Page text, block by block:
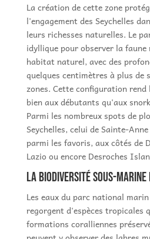
La création de cette zone
l'engagement des Seychelles
leurs richesses naturelles. Le
idyllique pour observer la faune
habitat naturel, avec des
quelques centimètres à plus de
zones. Cette configuration rend
bien aux débutants qu'aux
Parmi les nombreux spots de
Seychelles, celui de Sainte-
parmi les favoris, aux côtés de
Lazio ou encore Desroches
La biodiversité sous-marine
Les eaux du parc national
regorgent d'espèces tropicales
formations coralliennes